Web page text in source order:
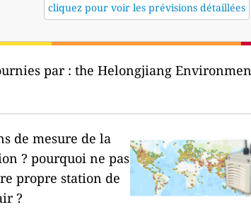
cliquez pour voir les prévisions détaillées
par : the Helongjiang
de mesure de la
? pourquoi ne pas
propre station de
?